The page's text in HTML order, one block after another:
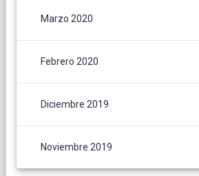
Marzo 2020
Febrero 2020
Diciembre 2019
Noviembre 2019